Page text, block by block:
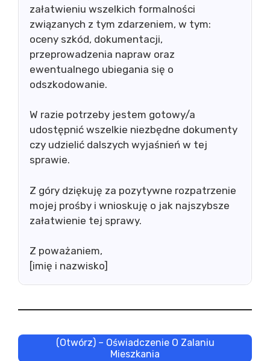
załatwieniu wszelkich formalności
związanych z tym zdarzeniem, w tym:
oceny szkód, dokumentacji,
przeprowadzenia napraw oraz
ewentualnego ubiegania się o
odszkodowanie.
W razie potrzeby jestem gotowy/a
udostępnić wszelkie niezbędne dokumenty
czy udzielić dalszych wyjaśnień w tej
sprawie.
Z góry dziękuję za pozytywne rozpatrzenie
mojej prośby i wnioskuję o jak najszybsze
załatwienie tej sprawy.
Z poważaniem,
[imię i nazwisko]
(Otwórz) – Oświadczenie O Zalaniu
Mieszkania